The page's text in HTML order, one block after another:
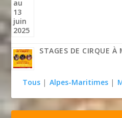
STAGES DE CIRQUE À
Tous | Alpes-Maritimes |